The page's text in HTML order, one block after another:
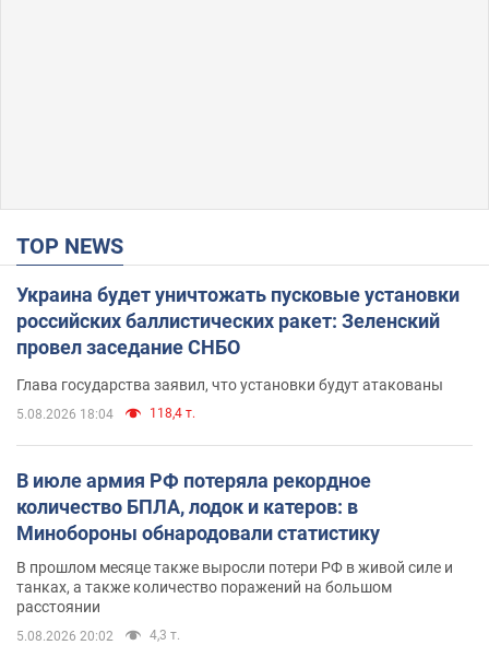
TOP NEWS
Украина будет уничтожать пусковые установки
российских баллистических ракет: Зеленский
провел заседание СНБО
Глава государства заявил, что установки будут атакованы
5.08.2026 18:04 118,4 т.
В июле армия РФ потеряла рекордное
количество БПЛА, лодок и катеров: в
Минобороны обнародовали статистику
В прошлом месяце также выросли потери РФ в живой силе и
танках, а также количество поражений на большом
расстоянии
5.08.2026 20:02 4,3 т.